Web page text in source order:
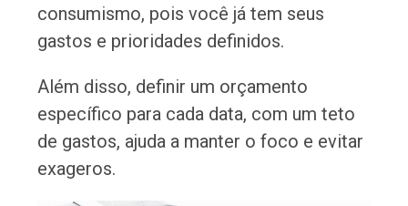
consumismo, pois você já tem seus
gastos e prioridades definidos.
Além disso, definir um orçamento
específico para cada data, com um teto
de gastos, ajuda a manter o foco e evitar
exageros.